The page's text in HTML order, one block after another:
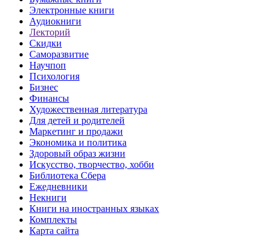
Электронные книги
Аудиокниги
Лекторий
Скидки
Саморазвитие
Научпоп
Психология
Бизнес
Финансы
Художественная литература
Для детей и родителей
Маркетинг и продажи
Экономика и политика
Здоровый образ жизни
Искусство, творчество, хобби
Библиотека Сбера
Ежедневники
Некниги
Книги на иностранных языках
Комплекты
Карта сайта